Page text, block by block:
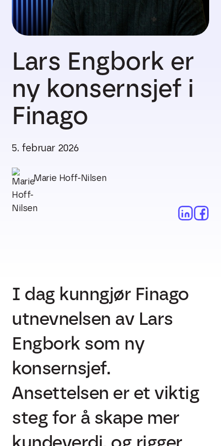
Lars Engbork er
ny konsernsjef i
Finago
5. februar 2026
Marie Hoff-Nilsen
I dag kunngjør Finago
utnevnelsen av Lars
Engbork som ny
konsernsjef.
Ansettelsen er et viktig
steg for å skape mer